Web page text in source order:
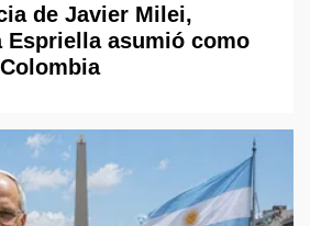
de Javier Milei,
Espriella asumió como